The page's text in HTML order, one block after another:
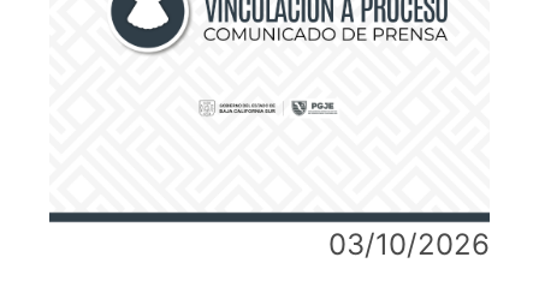
03/10/2026